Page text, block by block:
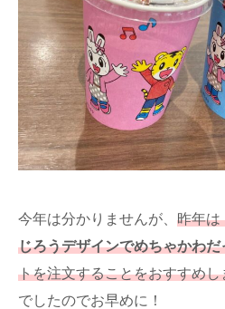
今年は分かりませんが、 昨年は
じろうデザインでめちゃかわだ
トを注文することをおすすめし
でしたのでお早めに！